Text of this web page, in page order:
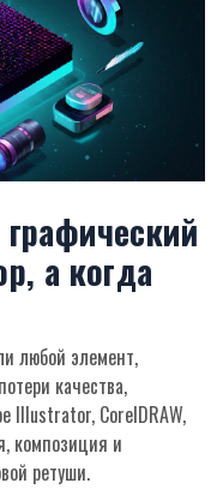
а когда
любой элемент,
качества,
Illustrator, CorelDRAW,
композиция и
ретуши.